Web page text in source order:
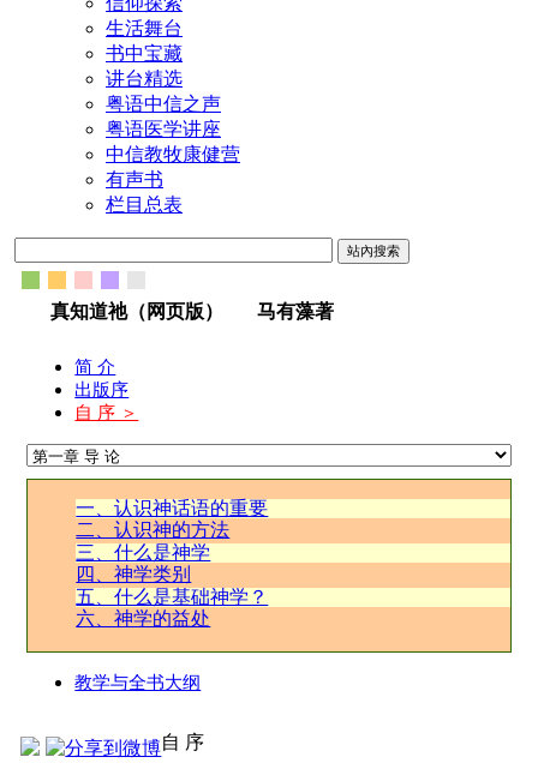
生活舞台
书中宝藏
讲台精选
粤语中信之声
粤语医学讲座
中信教牧康健营
有声书
栏目总表
真知道祂（网页版） 马有藻著
简 介
出版序
自 序 ＞
一、认识神话语的重要
二、认识神的方法
三、什么是神学
四、神学类别
五、什么是基础神学？
六、神学的益处
教学与全书大纲
自 序